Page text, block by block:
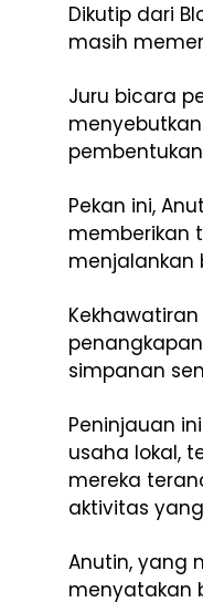
Dikutip dari
masih
Juru bicara
Pekan ini,
memberikan
menjalankan
simpanan
Peninjauan
usaha lokal,
mereka
aktivitas
Anutin, yang
menyatakan